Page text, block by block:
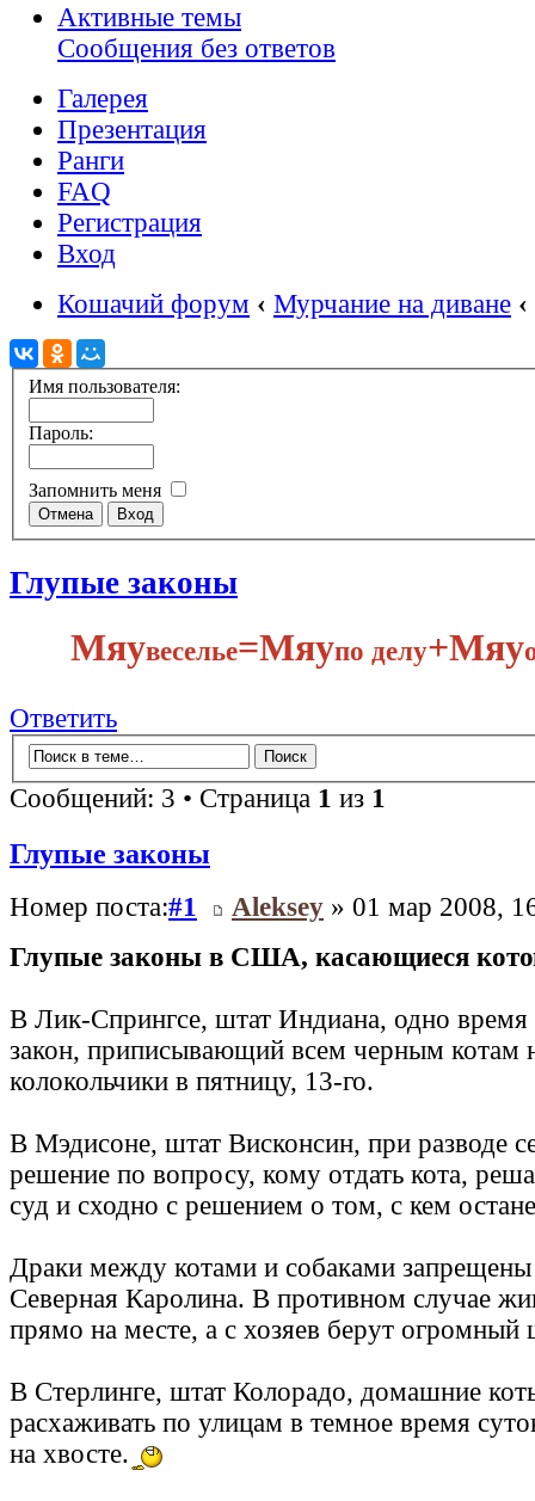
Активные темы
Сообщения без ответов
Галерея
Презентация
Ранги
FAQ
Регистрация
Вход
Кошачий форум ‹ Мурчание на диване ‹
Имя пользователя:
Пароль:
Запомнить меня
Глупые законы
Мяувеселье​=Мяупо делу​+Мяу
Ответить
Сообщений: 3 • Страница 1 из 1
Глупые законы
Номер поста:#1 Aleksey » 01 мар 2008,
Глупые законы в США, касающиеся
В Лик-Спрингсе, штат Индиана, одно время
закон, приписывающий всем черным котам
колокольчики в пятницу, 13-го.
В Мэдисоне, штат Висконсин, при разводе
решение по вопросу, кому отдать кота,
суд и сходно с решением о том, с кем
Драки между котами и собаками
Северная Каролина. В противном случае
прямо на месте, а с хозяев берут огромный
В Стерлинге, штат Колорадо, домашние
расхаживать по улицам в темное время
на хвосте.